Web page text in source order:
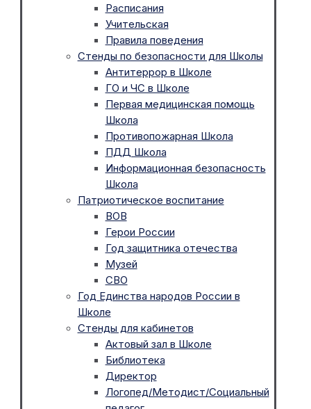
Расписания
Учительская
Правила поведения
Стенды по безопасности для Школы
Антитеррор в Школе
ГО и ЧС в Школе
Первая медицинская помощь
Школа
Противопожарная Школа
ПДД Школа
Информационная безопасность
Школа
Патриотическое воспитание
ВОВ
Герои России
Год защитника отечества
Музей
СВО
Год Единства народов России в
Школе
Стенды для кабинетов
Актовый зал в Школе
Библиотека
Директор
Логопед/Методист/Социальный